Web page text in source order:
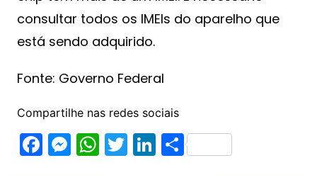
consultar todos os IMEIs do aparelho que
está sendo adquirido.
Fonte: Governo Federal
Compartilhe nas redes sociais
F M W T Li S